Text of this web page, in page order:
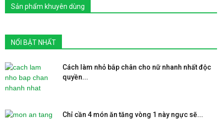
Sản phẩm khuyên dùng
NỔI BẬT NHẤT
Cách làm nhỏ bắp chân cho nữ nhanh nhất độc
quyền...
Chỉ cần 4 món ăn tăng vòng 1 này ngực sẽ...